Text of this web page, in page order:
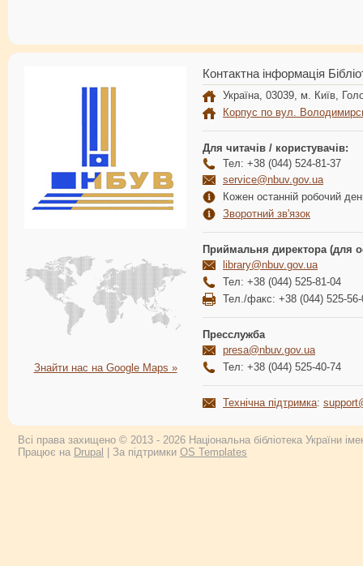
Знайти нас на Google Maps »
Контактна інформація
Україна, 03039, м. Київ,
Корпус по вул.
Для читачів / користувачів:
Тел: +38 (044) 524-81-37
service@nbuv.gov.ua
Кожен останній робочий
Зворотний зв'язок
Приймальня директора (для
library@nbuv.gov.ua
Тел: +38 (044) 525-81-04
Тел./факс: +38 (044) 525-56-
Пресслужба
presa@nbuv.gov.ua
Тел: +38 (044) 525-40-74
Технічна підтримка:
Всі права захищено © 2013 - 2026 Національна бібліотека України
Працює на Drupal | За підтримки OS Templates